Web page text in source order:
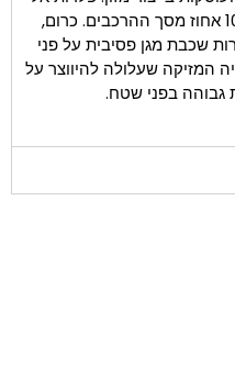
חלד אוסטניטיות מכילות כרום עד 10 אחוז מסך ההרכבים. כרום,
שכבת מגן פסיבית על פני
המזיקה שעלולה להיווצר על
גבוהה בפני שטח.